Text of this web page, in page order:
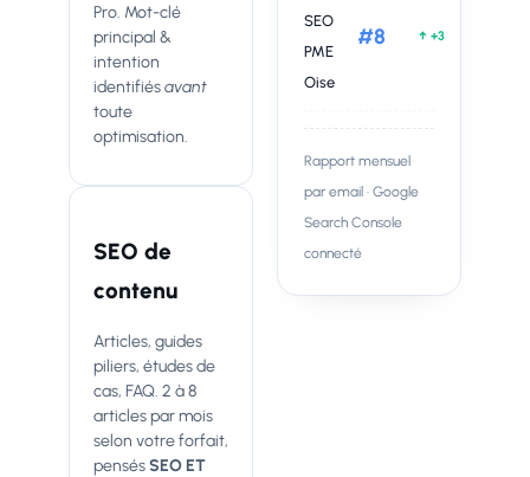
Pro. Mot-clé
principal &
intention
identifiésavant
toute
optimisation.
SEO de
contenu
Articles, guides
piliers, études de
cas, FAQ. 2 à 8
articles par mois
selon votre forfait,
pensésSEO ET
SEO
PME
Oise
#8 ↑ +3
Rapport mensuel
par email · Google
Search Console
connecté